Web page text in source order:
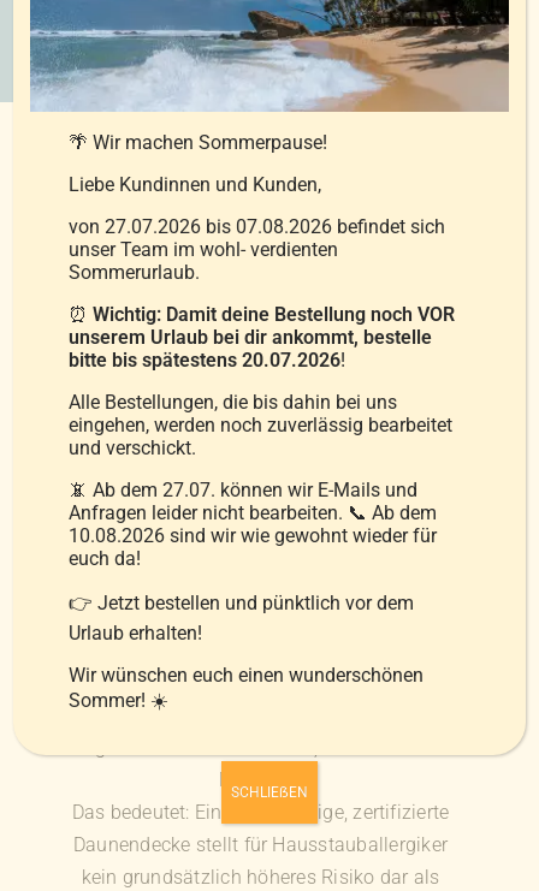
WAS BEDEUTET DAS NOMITE®
NOMITE® zeigen, dass sich in hochwertigen
Daunenbettwaren keine erhöhte
Milbenbelastung feststellen lässt.
Entscheidend ist das dicht gewebte Inlett, das
als mechanische Barriere wirkt.
zeigten, dass moderne, dicht gewebte Hüllen
deutlich reduzieren können. Die höchste
Milbenkonzentration befindet sich in der
Das bedeutet: Eine hochwertige, zertifizierte
Daunendecke stellt für Hausstauballergiker
kein grundsätzlich höheres Risiko dar als
🌴 Wir machen Sommerpause!
Liebe Kundinnen und Kunden,
von 27.07.2026 bis 07.08.2026 befindet sich
unser Team im wohl- verdienten
Sommerurlaub.
⏰ Wichtig: Damit deine Bestellung noch VOR
unserem Urlaub bei dir ankommt, bestelle
bitte bis spätestens 20.07.2026!
Alle Bestellungen, die bis dahin bei uns
eingehen, werden noch zuverlässig bearbeitet
und verschickt.
📵 Ab dem 27.07. können wir E-Mails und
Anfragen leider nicht bearbeiten. 📞 Ab dem
10.08.2026 sind wir wie gewohnt wieder für
euch da!
👉 Jetzt bestellen und pünktlich vor dem
Urlaub erhalten!
Wir wünschen euch einen wunderschönen
Sommer! ☀️
SCHLIEẞEN